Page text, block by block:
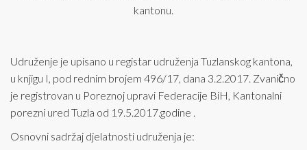
kantonu.
Udruženje je upisano u registar udruženja Tuzlanskog kantona,
u knjigu I, pod rednim brojem 496/17, dana 3.2.2017. Zvanično
je registrovan u Poreznoj upravi Federacije BiH, Kantonalni
porezni ured Tuzla od 19.5.2017.godine .
Osnovni sadržaj djelatnosti udruženja je: